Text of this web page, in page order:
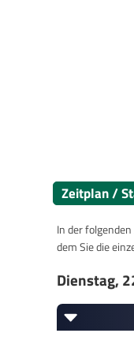
Zeitplan /
In der
dem Sie die
Dienstag,